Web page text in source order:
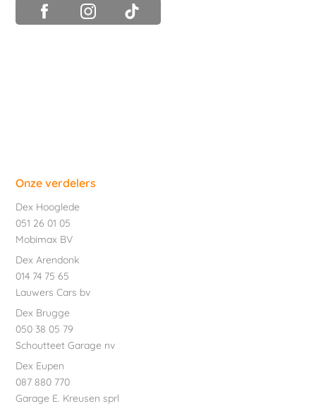
Onze verdelers
Dex Hooglede
051 26 01 05
Mobimax BV
Dex Arendonk
014 74 75 65
Lauwers Cars bv
Dex Brugge
050 38 05 79
Schoutteet Garage nv
Dex Eupen
087 880 770
Garage E. Kreusen sprl